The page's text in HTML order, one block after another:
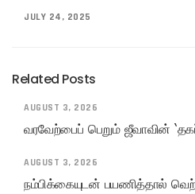
JULY 24, 2025
Related Posts
AUGUST 3, 2026
வரவேற்பைப் பெறும் ஜீவாவின்
AUGUST 3, 2026
நம்பிக்கையுடன் பயணித்தால்